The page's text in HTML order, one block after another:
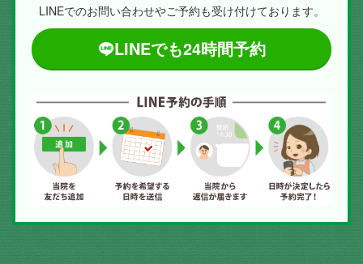
LINEでのお問い合わせやご予約も受け付けております。
LINEでも24時間予約